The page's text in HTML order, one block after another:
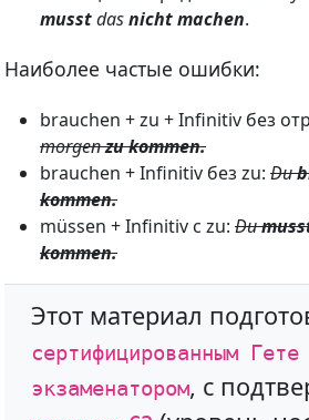
musstdasnicht machen.
Наиболее частые ошибки:
brauchen + zu + Infinitiv без
morgenzu kommen.
brauchen + Infinitiv без zu: Du
kommen.
müssen + Infinitiv c zu: Du
kommen.
Этот материал
сертифицированным Гете
экзаменатором, с